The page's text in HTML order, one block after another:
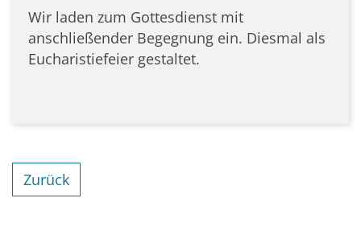
Wir laden zum Gottesdienst mit
anschließender Begegnung ein. Diesmal als
Eucharistiefeier gestaltet.
Zurück